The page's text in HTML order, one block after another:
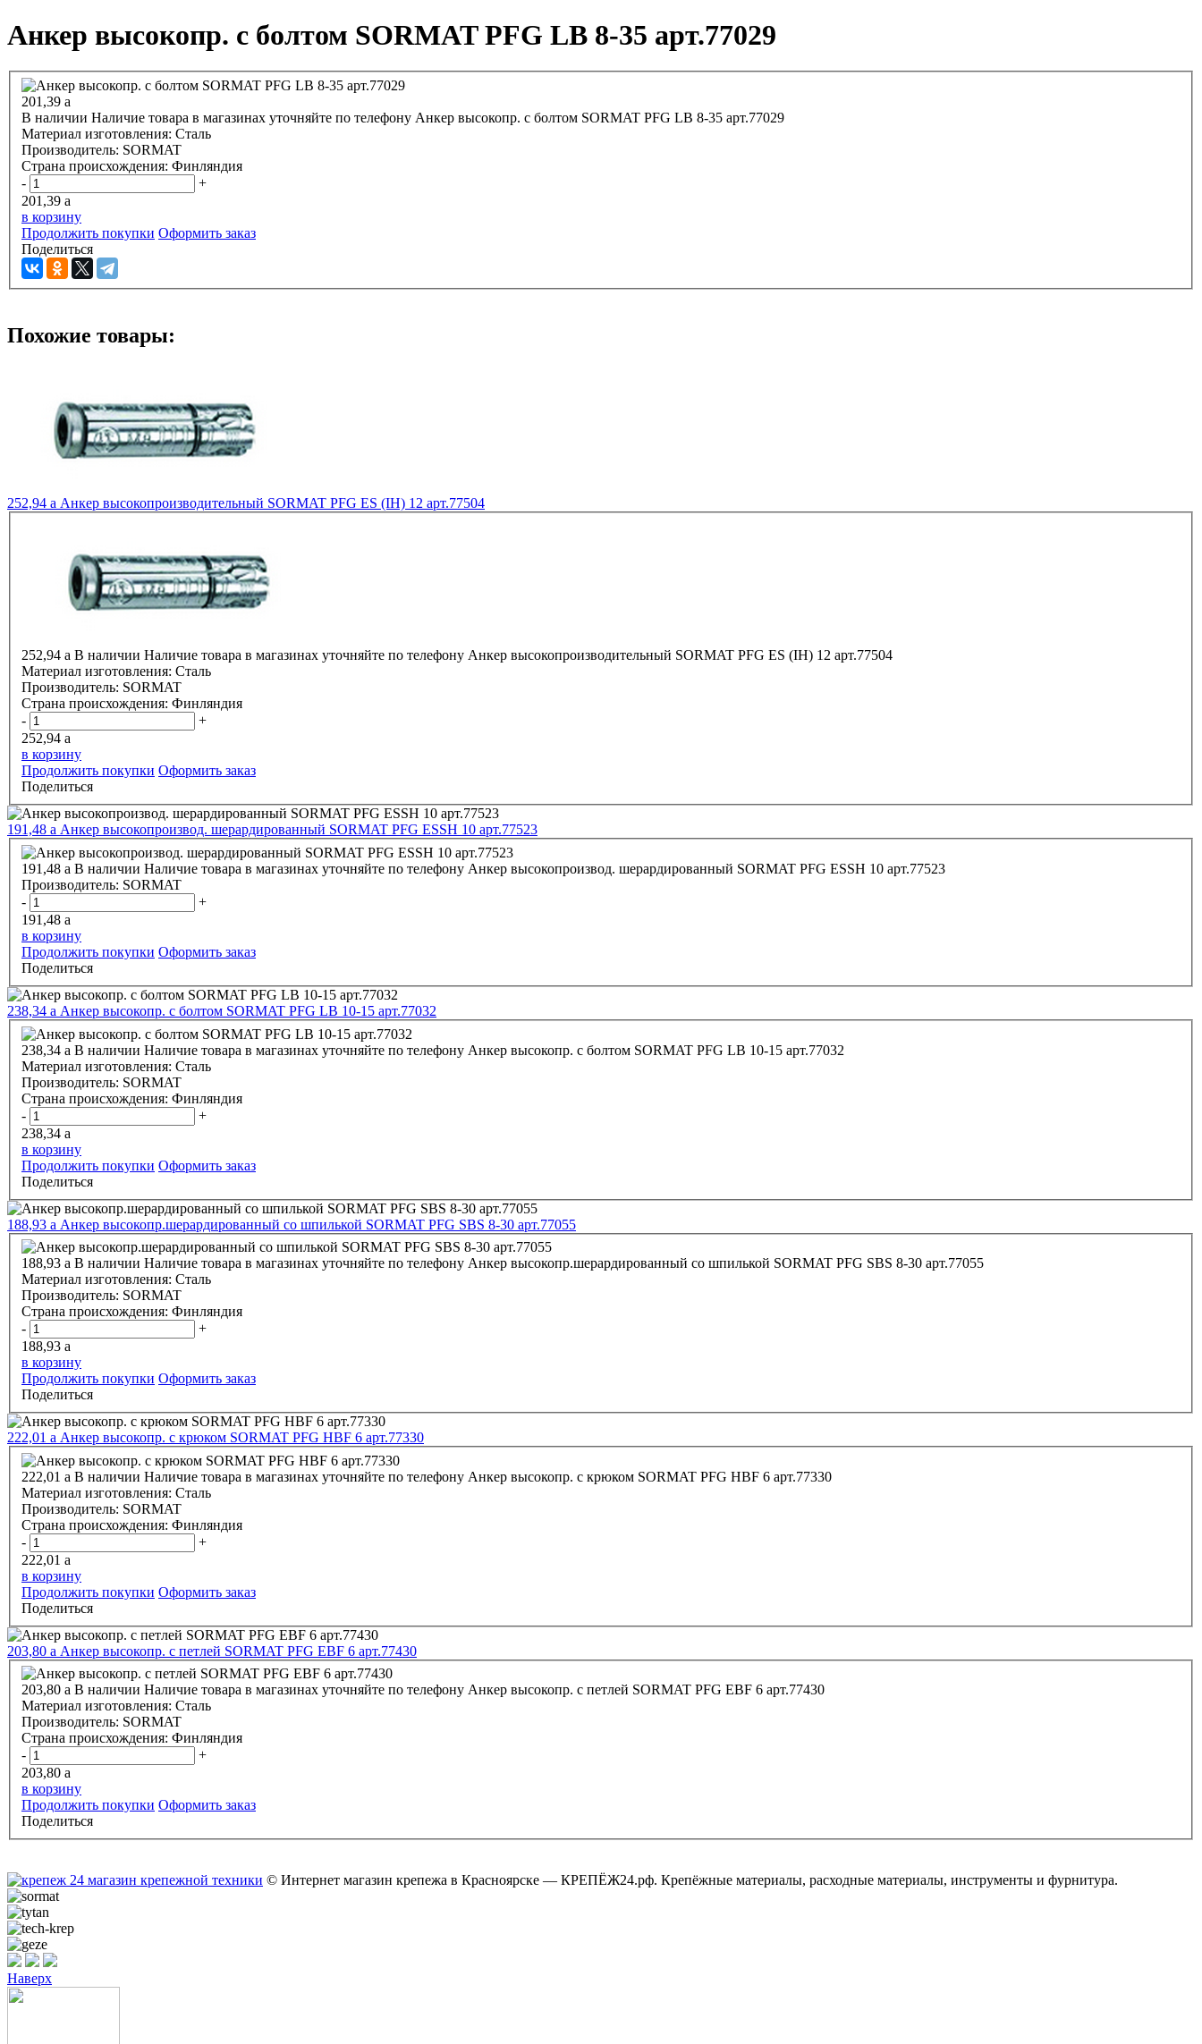
Анкер высокопр. с болтом SORMAT PFG LB 8-35 арт.77029
201,39 a
В наличии Наличие товара в магазинах уточняйте по телефону Анкер высокопр. с болтом SORMAT PFG LB 8-35 арт.77029
Материал изготовления: Сталь
Производитель: SORMAT
Страна происхождения: Финляндия
-
+
201,39 a
в корзину
Продолжить покупки Оформить заказ
Поделиться
Похожие товары:
252,94 a Анкер высокопроизводительный SORMAT PFG ES (IH) 12 арт.77504
252,94 a В наличии Наличие товара в магазинах уточняйте по телефону
Анкер высокопроизводительный SORMAT PFG ES (IH) 12 арт.77504
Материал изготовления: Сталь
Производитель: SORMAT
Страна происхождения: Финляндия
-
+
252,94 a
в корзину
Продолжить покупки Оформить заказ
Поделиться
191,48 a Анкер высокопроизвод. шерардированный SORMAT PFG ESSH 10 арт.77523
191,48 a В наличии Наличие товара в магазинах уточняйте по телефону
Анкер высокопроизвод. шерардированный SORMAT PFG ESSH 10 арт.77523
Производитель: SORMAT
-
+
191,48 a
в корзину
Продолжить покупки Оформить заказ
Поделиться
238,34 a Анкер высокопр. с болтом SORMAT PFG LB 10-15 арт.77032
238,34 a В наличии Наличие товара в магазинах уточняйте по телефону Анкер высокопр. с болтом SORMAT PFG LB 10-15 арт.77032
Материал изготовления: Сталь
Производитель: SORMAT
Страна происхождения: Финляндия
-
+
238,34 a
в корзину
Продолжить покупки Оформить заказ
Поделиться
188,93 a Анкер высокопр.шерардированный со шпилькой SORMAT PFG SBS 8-30 арт.77055
188,93 a В наличии Наличие товара в магазинах уточняйте по телефону Анкер высокопр.шерардированный со шпилькой SORMAT PFG SBS 8-30 арт.77055
Материал изготовления: Сталь
Производитель: SORMAT
Страна происхождения: Финляндия
-
+
188,93 a
в корзину
Продолжить покупки Оформить заказ
Поделиться
222,01 a Анкер высокопр. с крюком SORMAT PFG HBF 6 арт.77330
222,01 a В наличии Наличие товара в магазинах уточняйте по телефону Анкер высокопр. с крюком SORMAT PFG HBF 6 арт.77330
Материал изготовления: Сталь
Производитель: SORMAT
Страна происхождения: Финляндия
-
+
222,01 a
в корзину
Продолжить покупки Оформить заказ
Поделиться
203,80 a Анкер высокопр. с петлей SORMAT PFG EBF 6 арт.77430
203,80 a В наличии Наличие товара в магазинах уточняйте по телефону Анкер высокопр. с петлей SORMAT PFG EBF 6 арт.77430
Материал изготовления: Сталь
Производитель: SORMAT
Страна происхождения: Финляндия
-
+
203,80 a
в корзину
Продолжить покупки Оформить заказ
Поделиться
© Интернет магазин крепежа в Красноярске — КРЕПЁЖ24.рф. Крепёжные материалы, расходные материалы, инструменты и фурнитура.
Наверх